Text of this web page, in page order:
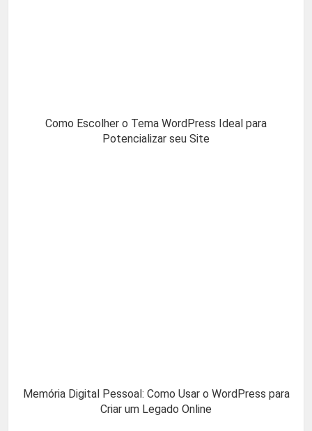
Como Escolher o Tema WordPress Ideal para
Potencializar seu Site
Memória Digital Pessoal: Como Usar o WordPress para
Criar um Legado Online